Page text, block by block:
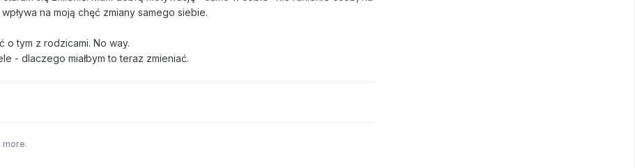
na moją chęć zmiany samego siebie.
o tym z rodzicami. No way.
- dlaczego miałbym to teraz zmieniać.